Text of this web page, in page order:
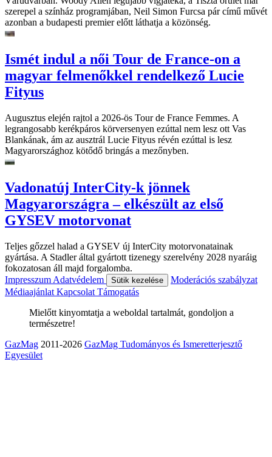
szerepel a színház programjában, Neil Simon Furcsa pár című művét
azonban a budapesti premier előtt láthatja a közönség.
Ismét indul a női Tour de France-on a
magyar felmenőkkel rendelkező Lucie
Fityus
Augusztus elején rajtol a 2026-ös Tour de France Femmes. A
legrangosabb kerékpáros körversenyen ezúttal nem lesz ott Vas
Blankának, ám az ausztrál Lucie Fityus révén ezúttal is lesz
Magyarországhoz kötődő bringás a mezőnyben.
Vadonatúj InterCity-k jönnek
Magyarországra – elkészült az első
GYSEV motorvonat
Teljes gőzzel halad a GYSEV új InterCity motorvonatainak
gyártása. A Stadler által gyártott tizenegy szerelvény 2028 nyaráig
fokozatosan áll majd forgalomba.
Impresszum Adatvédelem Sütik kezelése
Moderációs szabályzat
Médiaajánlat Kapcsolat Támogatás
Mielőtt kinyomtatja a weboldal tartalmát, gondoljon a
természetre!
GazMag 2011-2026 GazMag Tudományos és Ismeretterjesztő
Egyesület